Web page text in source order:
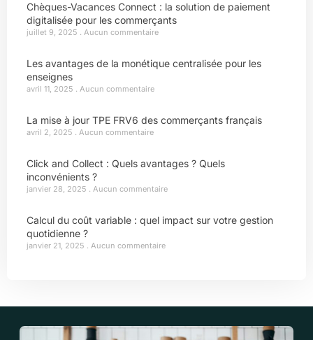
Chèques-Vacances Connect : la solution de paiement
digitalisée pour les commerçants
juillet 9, 2025 Aucun commentaire
Les avantages de la monétique centralisée pour les
enseignes
avril 11, 2025 Aucun commentaire
La mise à jour TPE FRV6 des commerçants français
avril 2, 2025 Aucun commentaire
Click and Collect : Quels avantages ? Quels
inconvénients ?
janvier 28, 2025 Aucun commentaire
Calcul du coût variable : quel impact sur votre gestion
quotidienne ?
janvier 21, 2025 Aucun commentaire